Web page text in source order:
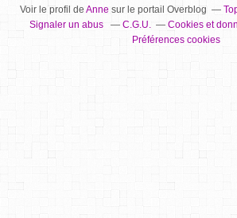
Voir le profil de Annesur le portail Overblog
Signaler un abus
C.G.U.
Cookies et
Préférences cookies